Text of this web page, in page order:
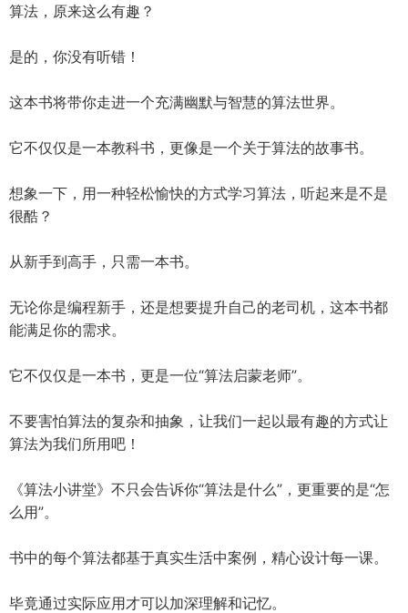
算法，原来这么有趣？
是的，你没有听错！
这本书将带你走进一个充满幽默与智慧的算法世界。
它不仅仅是一本教科书，更像是一个关于算法的故事书。
想象一下，用一种轻松愉快的方式学习算法，听起来是不是
很酷？
从新手到高手，只需一本书。
无论你是编程新手，还是想要提升自己的老司机，这本书都
能满足你的需求。
它不仅仅是一本书，更是一位“算法启蒙老师”。
不要害怕算法的复杂和抽象，让我们一起以最有趣的方式让
算法为我们所用吧！
《算法小讲堂》不只会告诉你“算法是什么”，更重要的是“怎
么用”。
书中的每个算法都基于真实生活中案例，精心设计每一课。
毕竟通过实际应用才可以加深理解和记忆。